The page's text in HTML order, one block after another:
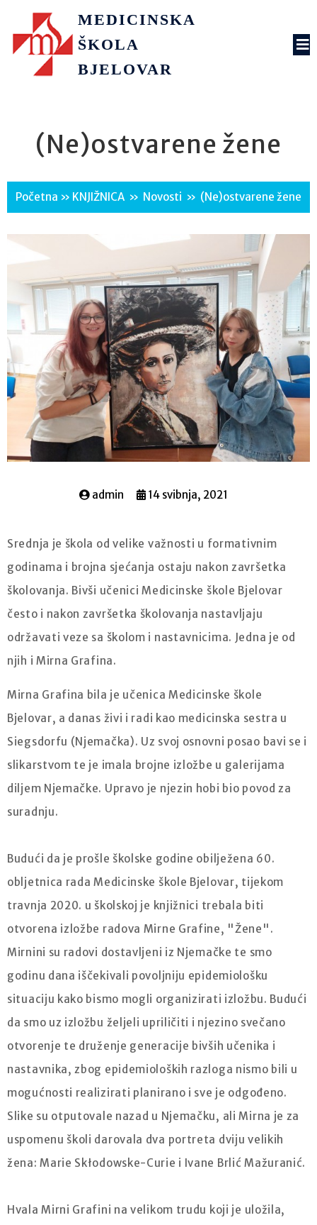
MEDICINSKA
ŠKOLA
BJELOVAR
(Ne)ostvarene žene
Početna » KNJIŽNICA » Novosti » (Ne)ostvarene žene
admin 14 svibnja, 2021
Srednja je škola od velike važnosti u formativnim
godinama i brojna sjećanja ostaju nakon završetka
školovanja. Bivši učenici Medicinske škole Bjelovar
često i nakon završetka školovanja nastavljaju
održavati veze sa školom i nastavnicima. Jedna je od
njih i Mirna Grafina.
Mirna Grafina bila je učenica Medicinske škole
Bjelovar, a danas živi i radi kao medicinska sestra u
Siegsdorfu (Njemačka). Uz svoj osnovni posao bavi se i
slikarstvom te je imala brojne izložbe u galerijama
diljem Njemačke. Upravo je njezin hobi bio povod za
suradnju.
Budući da je prošle školske godine obilježena 60.
obljetnica rada Medicinske škole Bjelovar, tijekom
travnja 2020. u školskoj je knjižnici trebala biti
otvorena izložbe radova Mirne Grafine, "Žene".
Mirnini su radovi dostavljeni iz Njemačke te smo
godinu dana iščekivali povoljniju epidemiološku
situaciju kako bismo mogli organizirati izložbu. Budući
da smo uz izložbu željeli upriličiti i njezino svečano
otvorenje te druženje generacije bivših učenika i
nastavnika, zbog epidemioloških razloga nismo bili u
mogućnosti realizirati planirano i sve je odgođeno.
Slike su otputovale nazad u Njemačku, ali Mirna je za
uspomenu školi darovala dva portreta dviju velikih
žena: Marie Skłodowske-Curie i Ivane Brlić Mažuranić.
Hvala Mirni Grafini na velikom trudu koji je uložila,